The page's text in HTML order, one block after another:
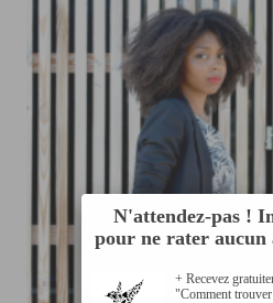
N'attendez-pas !
pour ne rater aucun
+ Recevez
"Comment